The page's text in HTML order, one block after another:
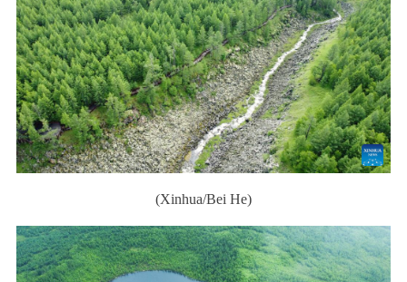
(Xinhua/Bei He)